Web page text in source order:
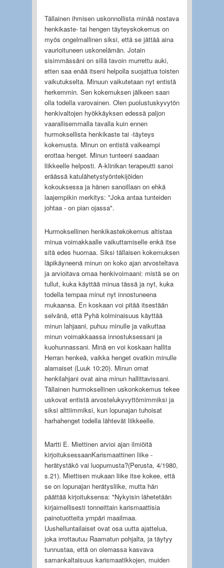
Tällainen ihmisen uskonnollista minää nostava
henkikaste- tai hengen täyteyskokemus on
myös ongelmallinen siksi, että se jättää aina
vaurioituneen uskonelämän. Jotain
sisimmässäni on sillä tavoin murrettu auki,
etten saa enää itseni helpolla suojattua toisten
vaikutukselta. Minuun vaikutetaan nyt entistä
herkemmin. Sen kokemuksen jälkeen saan
olla todella varovainen. Olen puolustuskyvytön
henkivaltojen hyökkäyksen edessä paljon
vaarallisemmalla tavalla kuin ennen
hurmoksellista henkikaste tai -täyteys
kokemusta. Minun on entistä vaikeampi
erottaa henget. Minun tunteeni saadaan
liikkeelle helposti. A-klinikan terapeutti sanoi
eräässä katulähetystyöntekijöiden
kokouksessa ja hänen sanoillaan on ehkä
laajempikin merkitys: "Joka antaa tunteiden
johtaa - on pian ojassa".
Hurmoksellinen henkikastekokemus altistaa
minua voimakkaalle vaikuttamiselle enkä itse
sitä edes huomaa. Siksi tällaisen kokemuksen
läpikäyneenä minun on koko ajan arvosteltava
ja arvioitava omaa henkivoimaani: mistä se on
tullut, kuka käyttää minua tässä ja nyt, kuka
todella tempaa minut nyt innostuneena
mukaansa. En koskaan voi pitää itsestään
selvänä, että Pyhä kolminaisuus käyttää
minun lahjaani, puhuu minulle ja vaikuttaa
minun voimakkaassa innostuksessani ja
kuohunnassani. Minä en voi koskaan hallita
Herran henkeä, vaikka henget ovatkin minulle
alamaiset (Luuk 10:20). Minun omat
henkilahjani ovat aina minun hallittavissani.
Tällainen hurmoksellinen uskonkokemus tekee
uskovat entistä arvostelukyvyttömimmiksi ja
siksi alttiimmiksi, kun lopunajan tuhoisat
harhahenget todella lähtevät liikkeelle.
Martti E. Miettinen arvioi ajan ilmiöitä
kirjoituksessaanKarismaattinen liike -
herätystäkö vai luopumusta?(Perusta, 4/1980,
s.21). Miettisen mukaan liike itse kokee, että
se on lopunajan herätysliike, mutta hän
päättää kirjoituksensa: "Nykyisin lähetetään
kirjaimellisesti tonneittain karismaattisia
painotuotteita ympäri maailmaa.
Uushelluntailaiset ovat osa uutta ajattelua,
joka irrottautuu Raamatun pohjalta, ja täytyy
tunnustaa, että on olemassa kasvava
samankaltaisuus karismaatikkojen, muiden